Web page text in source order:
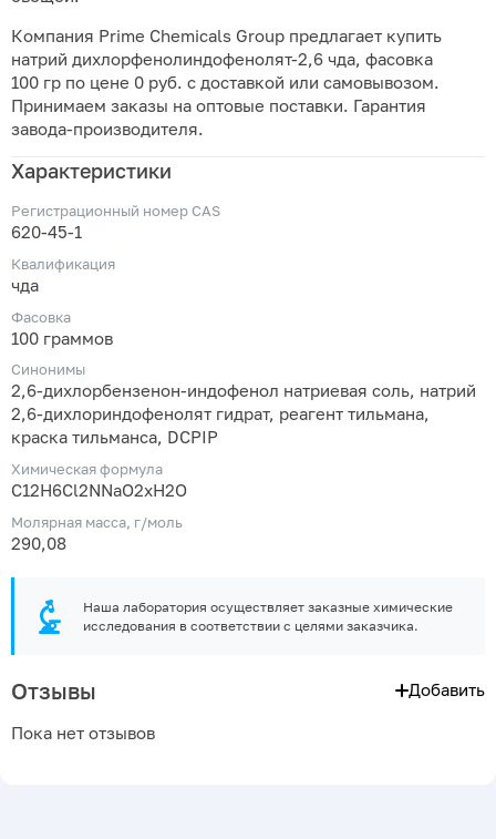
Компания Prime Chemicals Group предлагает купить
натрий дихлорфенолиндофенолят-2,6 чда, фасовка
100 гр по цене 0 руб. с доставкой или самовывозом.
Принимаем заказы на оптовые поставки. Гарантия
завода-производителя.
Характеристики
Регистрационный номер CAS
620-45-1
Квалификация
чда
Фасовка
100 граммов
Синонимы
2,6-дихлорбензенон-индофенол натриевая соль, натрий
2,6-дихлориндофенолят гидрат, реагент тильмана,
краска тильманса, DCPIP
Химическая формула
C12H6Cl2NNaO2xH2O
Молярная масса, г/моль
290,08
Наша лаборатория осуществляет заказные химические
исследования в соответствии с целями заказчика.
Отзывы Добавить
Пока нет отзывов